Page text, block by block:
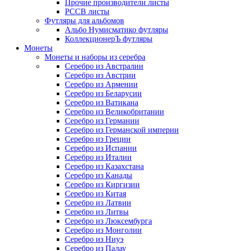
Прочие производители листы
РССВ листы
Футляры для альбомов
Альбо Нумисматико футляры
КоллекционерЪ футляры
Монеты
Монеты и наборы из серебра
Серебро из Австралии
Серебро из Австрии
Серебро из Армении
Серебро из Беларусии
Серебро из Ватикана
Серебро из Великобритании
Серебро из Германии
Серебро из Германской империи
Серебро из Греции
Серебро из Испании
Серебро из Италии
Серебро из Казахстана
Серебро из Канады
Серебро из Киргизии
Серебро из Китая
Серебро из Латвии
Серебро из Литвы
Серебро из Люксембурга
Серебро из Монголии
Серебро из Ниуэ
Серебро из Палау